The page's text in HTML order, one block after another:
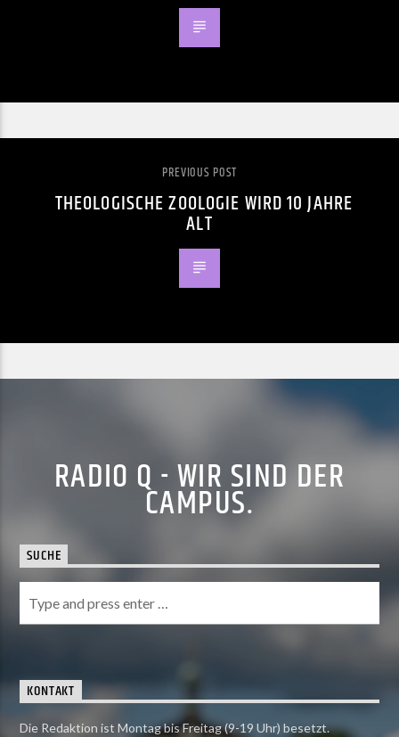
PREVIOUS POST
THEOLOGISCHE ZOOLOGIE WIRD 10 JAHRE
ALT
RADIO Q - WIR SIND DER
CAMPUS.
SUCHE
KONTAKT
Die Redaktion ist Montag bis Freitag (9-19 Uhr) besetzt.